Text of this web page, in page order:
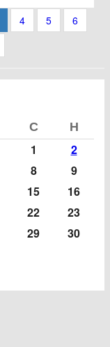
4 5
6
1
2
8
9
15
16
22
23
29
30